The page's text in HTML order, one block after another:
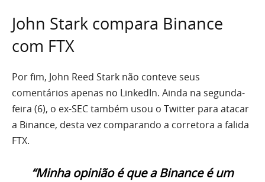
John Stark compara Binance
com FTX
Por fim, John Reed Stark não conteve seus
comentários apenas no LinkedIn. Ainda na segunda-
feira (6), o ex-SEC também usou o Twitter para atacar
a Binance, desta vez comparando a corretora a falida
FTX.
“Minha opinião é que a Binance é um